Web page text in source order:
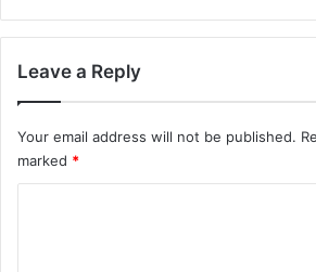
Leave a Reply
Your email address will not be published.
marked *